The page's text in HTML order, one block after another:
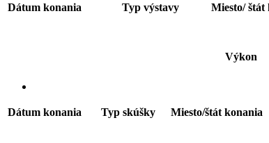
Dátum konania Typ výstavy Miesto/ štát
Výkon
Dátum konania Typ skúšky Miesto/štát konania